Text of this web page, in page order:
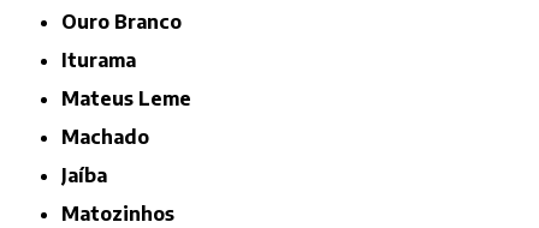
Ouro Branco
Iturama
Mateus Leme
Machado
Jaíba
Matozinhos